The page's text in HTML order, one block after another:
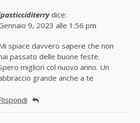
dice:
9, 2023 alle 1:56 pm
spiace davvero sapere che non
passato delle buone feste.
migliori col nuovo anno. Un
grande anche a te